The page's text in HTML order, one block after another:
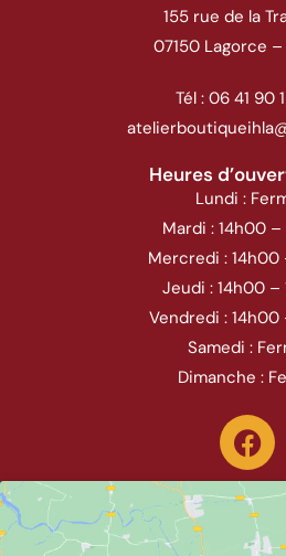
155 rue de la
07150 Lagorce
Tél : 06 41 90
Heures
Lundi :
Mardi : 14h00 –
Mercredi : 14h00
Jeudi : 14h00 –
Vendredi : 14h00
Samedi :
Dimanche :